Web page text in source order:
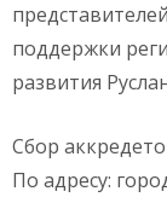
поддержки
развития
Сбор
По адресу: